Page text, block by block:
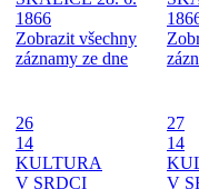
1866
Zobrazit všechny
záznamy ze dne
26
14
KULTURA
V SRDCI
27
14
V